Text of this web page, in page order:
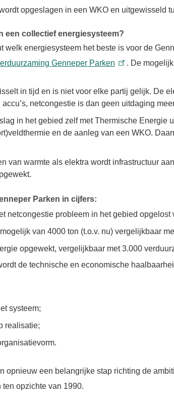
opgeslagen in een WKO en uitgewisseld
een collectief energiesysteem?
welk energiesysteem het beste is voor de
Genneper Parken
. De
in tijd en is niet voor elke partij gelijk. De
netcongestie is dan geen uitdaging
in het gebied zelf met Thermische Energie
en de aanleg van een WKO.
van warmte als elektra wordt infrastructuur
Parken in cijfers:
netcongestie probleem in het gebied opgelost
van 4000 ton (t.o.v. nu) vergelijkbaar
opgewekt, vergelijkbaar met 3.000
de technische en economische
systeem;
realisatie;
opnieuw een belangrijke stap richting de
ten opzichte van 1990.